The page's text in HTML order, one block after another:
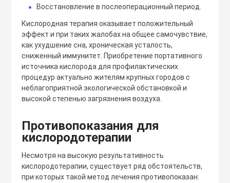
Восстановление в послеоперационный период.
Кислородная терапия оказывает положительный
эффект и при таких жалобах на общее самочувствие,
как ухудшение сна, хроническая усталость,
сниженный иммунитет. Приобретение портативного
источника кислорода для профилактических
процедур актуально жителям крупных городов с
неблагоприятной экологической обстановкой и
высокой степенью загрязнения воздуха.
Противопоказания для
кислородотерапии
Несмотря на высокую результативность
кислородотерапии, существует ряд обстоятельств,
при которых такой метод лечения противопоказан: